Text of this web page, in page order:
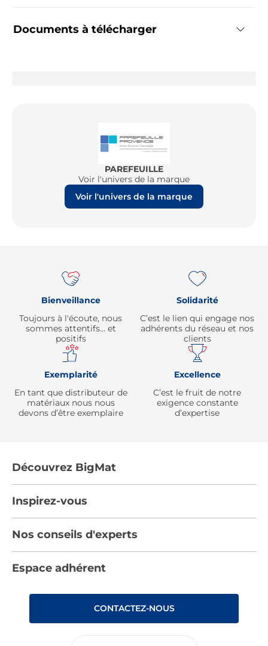
Documents à télécharger
PAREFEUILLE
Voir l'univers de la marque
Voir l'univers de la marque
Bienveillance
Toujours à l'écoute, nous
sommes attentifs… et
positifs
Solidarité
C’est le lien qui engage nos
adhérents du réseau et nos
clients
Exemplarité
En tant que distributeur de
matériaux nous nous
devons d’être exemplaire
Excellence
C’est le fruit de notre
exigence constante
d’expertise
Découvrez BigMat
Devenez adhérent
Les Bâtisseurs du Sport
Déclaration d’accessibilité : non conforme
Inspirez-vous
Nos catalogues
Rencontres
Nos conseils d'experts
Espace adhérent
CONTACTEZ-NOUS